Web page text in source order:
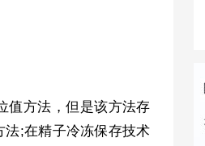
值方法，但是该方法存
;在精子冷冻保存技术